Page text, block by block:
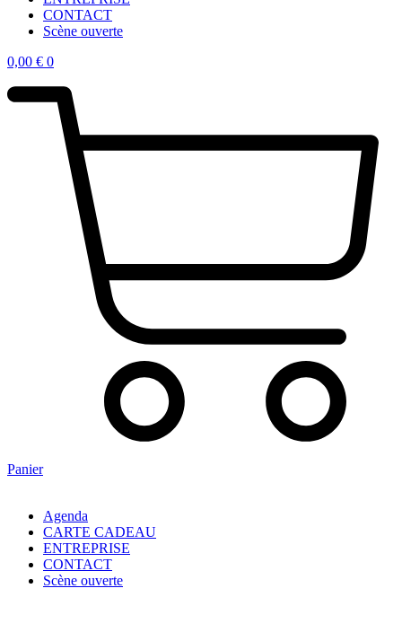
CONTACT
Scène ouverte
0,00 € 0
Panier
Agenda
CARTE CADEAU
ENTREPRISE
CONTACT
Scène ouverte